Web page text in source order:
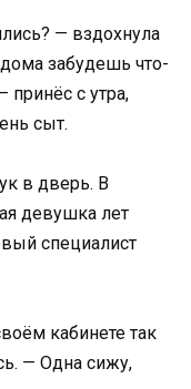
— вздохнула
забудешь что-
принёс с утра,
сыт.
в дверь. В
девушка лет
специалист
кабинете так
— Одна сижу,